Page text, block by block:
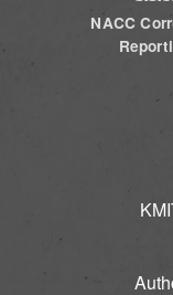
NACC